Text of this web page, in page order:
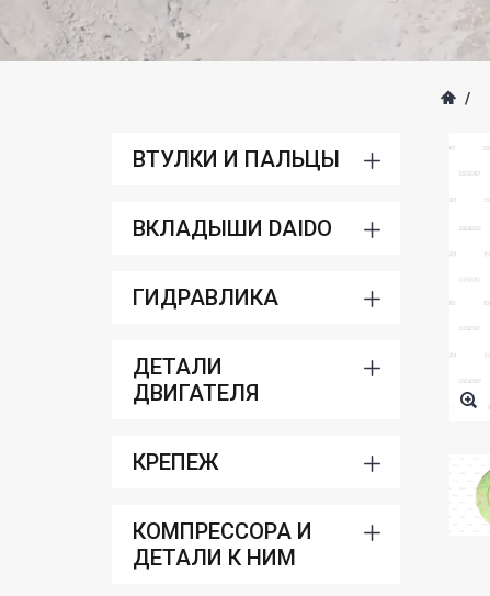
ВТУЛКИ И ПАЛЬЦЫ
ВКЛАДЫШИ DAIDO
ГИДРАВЛИКА
ДЕТАЛИ
ДВИГАТЕЛЯ
КРЕПЕЖ
КОМПРЕССОРА И
ДЕТАЛИ К НИМ
/